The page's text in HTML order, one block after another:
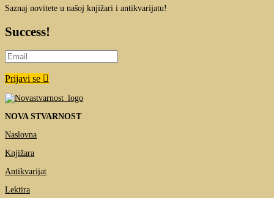
Saznaj novitete u našoj knjižari i antikvarijatu!
Success!
Prijavi se
NOVA STVARNOST
Naslovna
Knjižara
Antikvarijat
Lektira